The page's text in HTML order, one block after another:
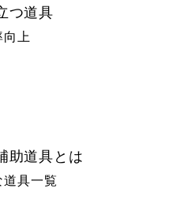
つ道具
上
助道具とは
道具一覧